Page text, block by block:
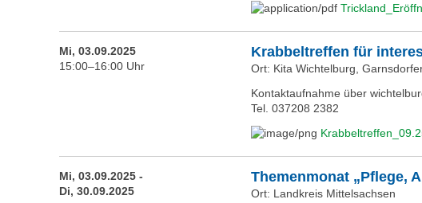
Mi, 03.09.2025
15:00–16:00 Uhr
Krabbeltreffen für
Ort: Kita Wichtelburg,
Kontaktaufnahme über
Tel. 037208 2382
Mi, 03.09.2025 -
Di, 30.09.2025
Themenmonat „Pflege,
Ort: Landkreis Mittelsachsen